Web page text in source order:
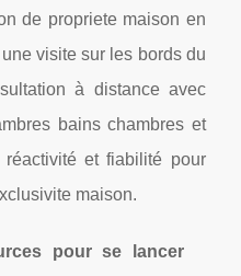
de propriete maison en
visite sur les bords du
à distance avec
bains chambres et
et fiabilité pour
maison.
pour se lancer